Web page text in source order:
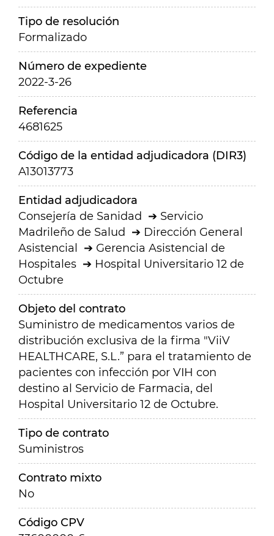
Tipo de resolución
Formalizado
Número de expediente
2022-3-26
Referencia
4681625
Código de la entidad adjudicadora (DIR3)
A13013773
Entidad adjudicadora
Consejería de Sanidad
Servicio
Madrileño de Salud
Dirección General
Asistencial
Gerencia Asistencial de
Hospitales
Hospital Universitario 12 de
Octubre
Objeto del contrato
Suministro de medicamentos varios de
distribución exclusiva de la firma "ViiV
HEALTHCARE, S.L.” para el tratamiento de
pacientes con infección por VIH con
destino al Servicio de Farmacia, del
Hospital Universitario 12 de Octubre.
Tipo de contrato
Suministros
Contrato mixto
No
Código CPV